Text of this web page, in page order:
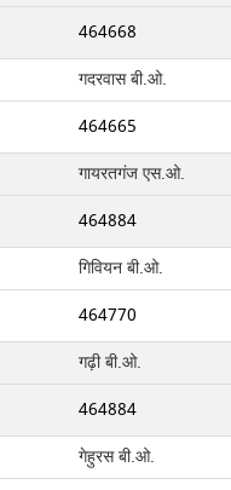
464668
गदरवास बी.ओ.
464665
गायरतगंज एस.ओ.
464884
गिवियन बी.ओ.
464770
गढ़ी बी.ओ.
464884
गेहुरस बी.ओ.